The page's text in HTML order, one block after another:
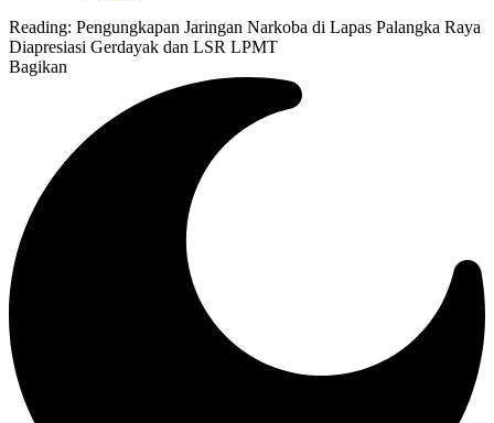
Reading: Pengungkapan Jaringan Narkoba di Lapas Palangka Raya
Diapresiasi Gerdayak dan LSR LPMT
Bagikan